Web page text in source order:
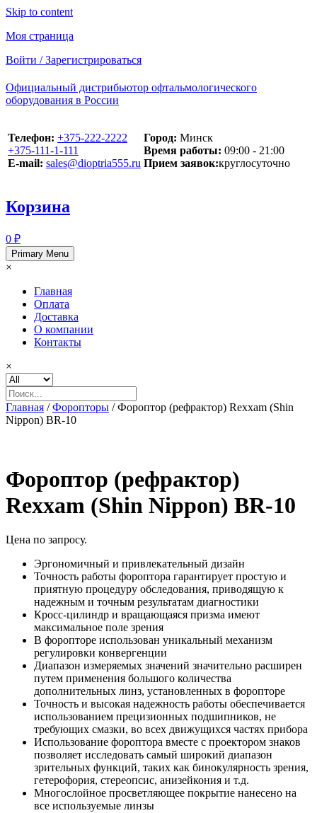
Skip to content
Моя страница
Войти / Зарегистрироваться
Официальный дистрибьютор офтальмологического
оборудования в России
Телефон: +375-222-2222
+375-111-1-111
E-mail: sales@dioptria555.ru
Город: Минск
Время работы: 09:00 - 21:00
Прием заявок:круглосуточно
Корзина
0 ₽
Primary Menu
×
Главная
Оплата
Доставка
О компании
Контакты
×
Главная /Форопторы / Фороптор (рефрактор) Rexxam (Shin
Nippon) BR-10
Фороптор (рефрактор)
Rexxam (Shin Nippon) BR-10
Цена по запросу.
Эргономичный и привлекательный дизайн
Точность работы фороптора гарантирует простую и
приятную процедуру обследования, приводящую к
надежным и точным результатам диагностики
Кросс-цилиндр и вращающаяся призма имеют
максимальное поле зрения
В форопторе использован уникальный механизм
регулировки конвергенции
Диапазон измеряемых значений значительно расширен
путем применения большого количества
дополнительных линз, установленных в форопторе
Точность и высокая надежность работы обеспечивается
использованием прецизионных подшипников, не
требующих смазки, во всех движущихся частях прибора
Использование фороптора вместе с проектором знаков
позволяет исследовать самый широкий диапазон
зрительных функций, таких как бинокулярность зрения,
гетерофория, стереопсис, анизейкония и т.д.
Многослойное просветляющее покрытие нанесено на
все используемые линзы